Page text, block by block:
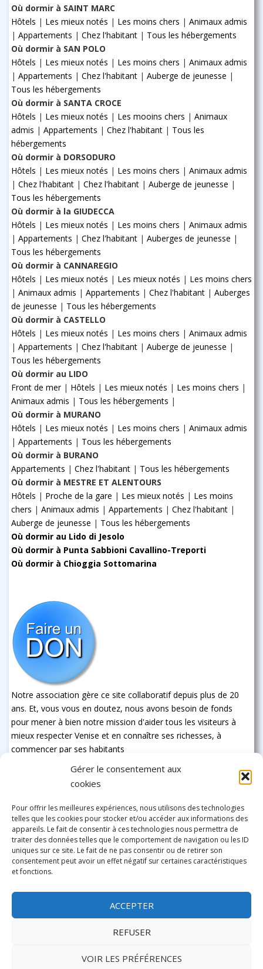
Gérer le consentement aux
cookies
Pour offrir les meilleures expériences, nous utilisons des technologies
telles que les cookies pour stocker et/ou accéder aux informations des
appareils. Le fait de consentir à ces technologies nous permettra de
traiter des données telles que le comportement de navigation ou les ID
uniques sur ce site. Le fait de ne pas consentir ou de retirer son
consentement peut avoir un effet négatif sur certaines caractéristiques
et fonctions.
ACCEPTER
REFUSER
VOIR LES PRÉFÉRENCES
Où dormir à SAINT MARC
Hôtels | Les mieux notés | Les moins chers | Animaux admis
| Appartements | Chez l'habitant | Tous les hébergements
Où dormir à SAN POLO
Hôtels | Les mieux notés | Les moins chers | Animaux admis
| Appartements | Chez l'habitant | Auberge de jeunesse |
Tous les hébergements
Où dormir à SANTA CROCE
Hôtels | Les mieux notés | Les mooins chers | Animaux
admis | Appartements | Chez l'habitant | Tous les
hébergements
Où dormir à DORSODURO
Hôtels | Les mieux notés | Les moins chers | Animaux admis
| Chez l'habitant | Chez l'habitant | Auberge de jeunesse |
Tous les hébergements
Où dormir à la GIUDECCA
Hôtels | Les mieux notés | Les moins chers | Animaux admis
| Appartements | Chez l'habitant | Auberges de jeunesse |
Tous les hébergements
Où dormir à CANNAREGIO
Hôtels | Les mieux notés | Les mieux notés | Les moins chers
| Animaux admis | Appartements | Chez l'habitant | Auberges
de jeunesse | Tous les hébergements
Où dormir à CASTELLO
Hôtels | Les mieux notés | Les moins chers | Animaux admis
| Appartements | Chez l'habitant | Auberge de jeunesse |
Tous les hébergements
Où dormir au LIDO
Front de mer| Hôtels | Les mieux notés | Les moins chers |
Animaux admis | Tous les hébergements |
Où dormir à MURANO
Hôtels | Les mieux notés | Les moins chers | Animaux admis
| Appartements | Tous les hébergements
Où dormir à BURANO
Appartements | Chez l'habitant | Tous les hébergements
Où dormir à MESTRE ET ALENTOURS
Hôtels | Proche de la gare | Les mieux notés | Les moins
chers | Animaux admis | Appartements | Chez l'habitant |
Auberge de jeunesse | Tous les hébergements
Où dormir au Lido di Jesolo
Où dormir à Punta Sabbioni Cavallino-Treporti
Où dormir à Chioggia Sottomarina
Notre association gère ce site collaboratif depuis plus de 20
ans. Et, vous vous en doutez, nous avons besoin de fonds
pour mener à bien notre mission d'aider tous les visiteurs à
mieux respecter Venise et en connaître ses richesses, à
commencer par ses habitants